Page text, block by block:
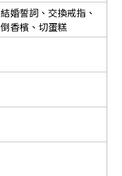
結婚誓詞、交換戒指、
倒香檳、切蛋糕